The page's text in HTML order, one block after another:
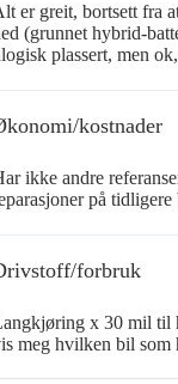
er greit, bortsett fra
(grunnet hybrid-
plassert, men
kostnader
ikke andre
på
forbruk
x 30 mil til
meg hvilken bil som